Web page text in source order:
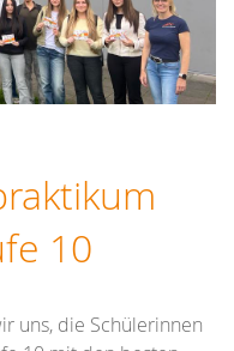
10
uns, die Schülerinnen